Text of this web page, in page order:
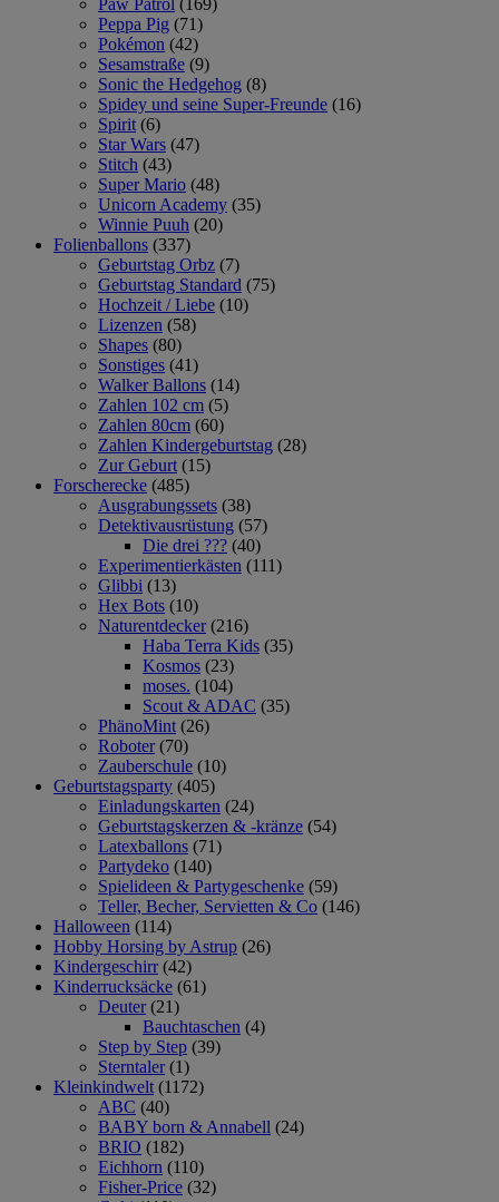
Peppa Pig (71)
Pokémon (42)
Sesamstraße (9)
Sonic the Hedgehog (8)
Spidey und seine Super-Freunde (16)
Spirit (6)
Star Wars (47)
Stitch (43)
Super Mario (48)
Unicorn Academy (35)
Winnie Puuh (20)
Folienballons (337)
Geburtstag Orbz (7)
Geburtstag Standard (75)
Hochzeit / Liebe (10)
Lizenzen (58)
Shapes (80)
Sonstiges (41)
Walker Ballons (14)
Zahlen 102 cm (5)
Zahlen 80cm (60)
Zahlen Kindergeburtstag (28)
Zur Geburt (15)
Forscherecke (485)
Ausgrabungssets (38)
Detektivausrüstung (57)
Die drei ??? (40)
Experimentierkästen (111)
Glibbi (13)
Hex Bots (10)
Naturentdecker (216)
Haba Terra Kids (35)
Kosmos (23)
moses. (104)
Scout & ADAC (35)
PhänoMint (26)
Roboter (70)
Zauberschule (10)
Geburtstagsparty (405)
Einladungskarten (24)
Geburtstagskerzen & -kränze (54)
Latexballons (71)
Partydeko (140)
Spielideen & Partygeschenke (59)
Teller, Becher, Servietten & Co (146)
Halloween (114)
Hobby Horsing by Astrup (26)
Kindergeschirr (42)
Kinderrucksäcke (61)
Deuter (21)
Bauchtaschen (4)
Step by Step (39)
Sterntaler (1)
Kleinkindwelt (1172)
ABC (40)
BABY born & Annabell (24)
BRIO (182)
Eichhorn (110)
Fisher-Price (32)